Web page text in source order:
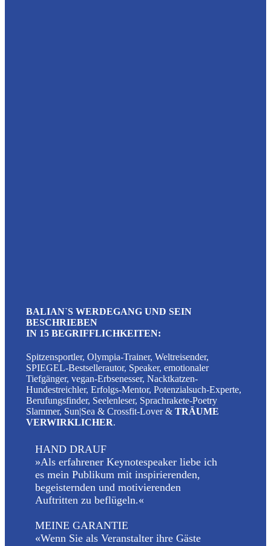
BALIAN`S WERDEGANG UND SEIN
BESCHRIEBEN
IN 15 BEGRIFFLICHKEITEN:
Spitzensportler, Olympia-Trainer, Weltreisender,
SPIEGEL-Bestsellerautor, Speaker, emotionaler
Tiefgänger, vegan-Erbsenesser, Nacktkatzen-
Hundestreichler, Erfolgs-Mentor, Potenzialsuch-Experte,
Berufungsfinder, Seelenleser, Sprachrakete-Poetry
Slammer, Sun|Sea & Crossfit-Lover & TRÄUME
VERWIRKLICHER.
HAND DRAUF
»Als erfahrener Keynotespeaker liebe ich
es mein Publikum mit inspirierenden,
begeisternden und motivierenden
Auftritten zu beflügeln.«
MEINE GARANTIE
«Wenn Sie als Veranstalter ihre Gäste